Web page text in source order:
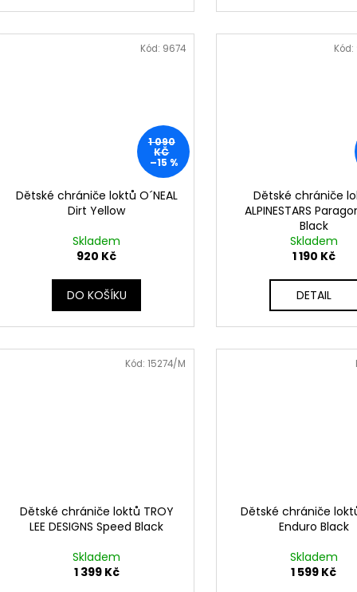
1 090
KČ
–15 %
Dětské chrániče loktů O´NEAL
Dirt Yellow
Skladem
920 Kč
DO KOŠÍKU
Kód: 9674
Dětské chrániče
ALPINESTARS
Black
Skladem
1 190 Kč
DETAIL
Kód:
Dětské chrániče loktů TROY
LEE DESIGNS Speed Black
Skladem
1 399 Kč
Kód:15274/M
Dětské chrániče
Enduro Black
Skladem
1 599 Kč